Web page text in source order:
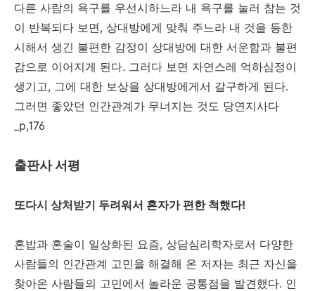
다른 사람의 욕구를 우선시하느라 내 욕구를 눌러 참는 것
이 반복되다 보면, 상대방에게 맞춰 주느라 내 것을 등한
시해서 생긴 불편한 감정이 상대방에 대한 서운함과 불편
감으로 이어지게 된다. 그러다 보면 자연스레 억하심정이
생기고, 그에 대한 보상을 상대방에게서 갈구하게 된다.
그러면 좋았던 인간관계가 무너지는 것도 당연지사다
_p,176
출판사 서평
또다시 상처받기 두려워서 혼자가 편한 척했다!
혼밥과 혼술이 일상화된 요즘, 상담심리학자로서 다양한
사람들의 인간관계 고민을 해결해 온 저자는 최근 자신을
찾아온 사람들의 고민에서 놀라운 공통점을 발견했다. 인